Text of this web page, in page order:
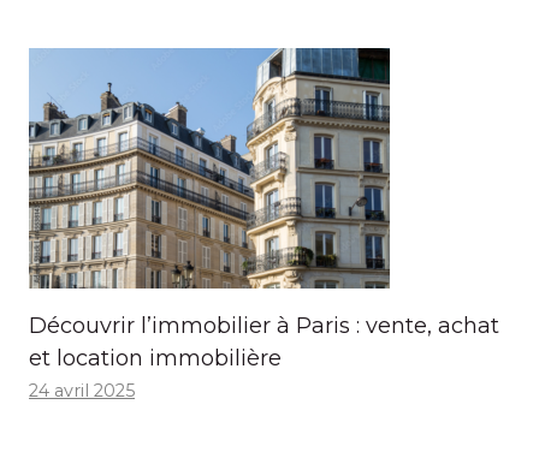
Découvrir l’immobilier à Paris : vente, achat
et location immobilière
24 avril 2025